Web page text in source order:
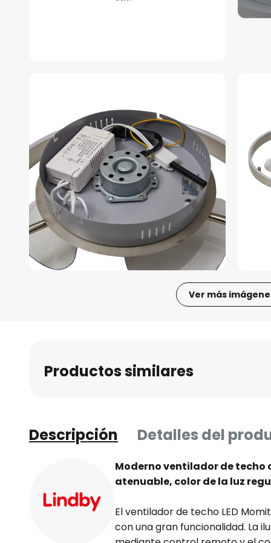
Ver más
Productos similares
Descripción Detalles del
Moderno ventilador de techo
atenuable, color de la luz
El ventilador de techo LED
con una gran funcionalidad. La